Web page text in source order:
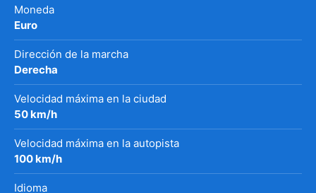
Moneda
Euro
Dirección de la marcha
Derecha
Velocidad máxima en la ciudad
50 km/h
Velocidad máxima en la autopista
100 km/h
Idioma